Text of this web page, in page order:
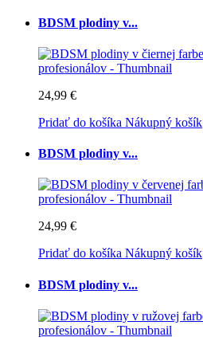
BDSM plodiny v...
24,99 €
Pridať do košíka Nákupný košík
BDSM plodiny v...
24,99 €
Pridať do košíka Nákupný košík
BDSM plodiny v...